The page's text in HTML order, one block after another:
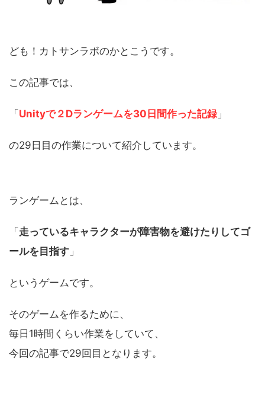
ども！カトサンラボのかとこうです。
この記事では、
「Unityで２Dランゲームを30日間作った記録」
の29日目の作業について紹介しています。
ランゲームとは、
「走っているキャラクターが障害物を避けたりしてゴ
ールを目指す 」
というゲームです。
そのゲームを作るために、
毎日1時間くらい作業をしていて、
今回の記事で29回目となります。